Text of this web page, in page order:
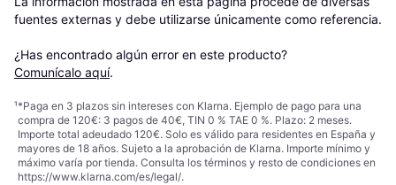
fuentes externas y debe utilizarse únicamente como referencia.
¿Has encontrado algún error en este producto?
Comunícalo aquí.
¹*Paga en 3 plazos sin intereses con Klarna. Ejemplo de pago para una
compra de 120€: 3 pagos de 40€, TIN 0 % TAE 0 %. Plazo: 2 meses.
Importe total adeudado 120€. Solo es válido para residentes en España y
mayores de 18 años. Sujeto a la aprobación de Klarna. Importe mínimo y
máximo varía por tienda. Consulta los términos y resto de condiciones en
https://www.klarna.com/es/legal/.